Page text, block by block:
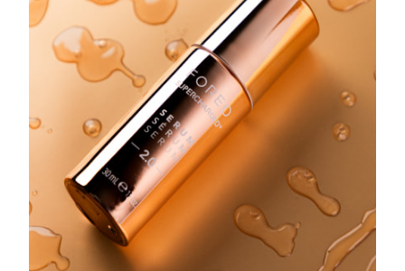
Puerto Rico Entrega prevista
Entrega prevista 8/11/26
Reunión Entrega prevista
Rumanía
Rusia Entrega prevista8/18/26
Arabia Saudí Entrega prevista8/11/26